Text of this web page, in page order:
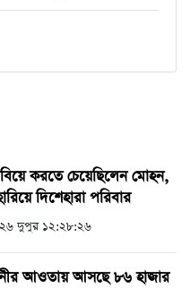
করতে চেয়েছিলেন মোহন,
দিশেহারা পরিবার
দুপুর ১২:২৮:২৬
আওতায় আসছে ৮৬ হাজার